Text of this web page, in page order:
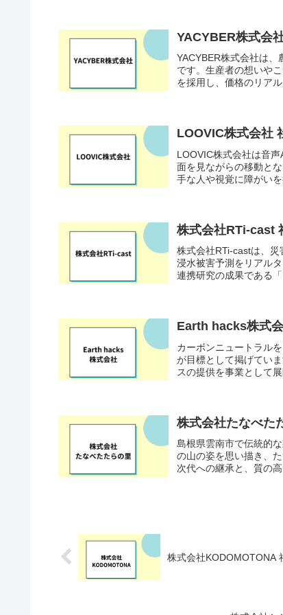
YACYBER株式会
YACYBER株式会社は
です。生産者の想いや
を採用し、価格のリア
LOOVIC株式会社
LOOVIC株式会社は音
面を見ながらの移動と
手な人や視覚に障がい
株式会社RTi-cast
株式会社RTi-castは、
浸水被害予測をリアル
連携研究の成果である
Earth hacks株式
カーボンニュートラル
が目標として掲げてい
スの提供を事業として
株式会社たなべた
島根県雲南市で伝統的
の山の姿を思い描き、
次代への継承と、質の
株式会社KODOMOTONA